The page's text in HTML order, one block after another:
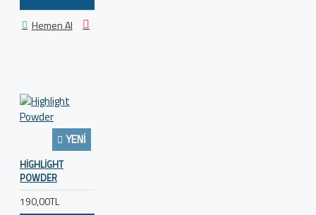
Hemen Al
YENI
HIGHLIGHT
POWDER
190,00TL